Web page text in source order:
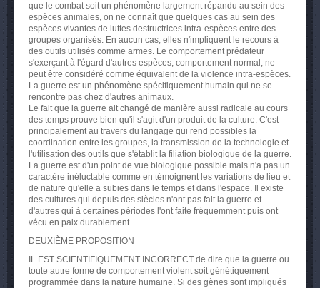
que le combat soit un phénomène largement répandu au sein des
espèces animales, on ne connaît que quelques cas au sein des
espèces vivantes de luttes destructrices intra-espèces entre des
groupes organisés. En aucun cas, elles n'impliquent le recours à
des outils utilisés comme armes. Le comportement prédateur
s'exerçant à l'égard d'autres espèces, comportement normal, ne
peut être considéré comme équivalent de la violence intra-espèces.
La guerre est un phénomène spécifiquement humain qui ne se
rencontre pas chez d'autres animaux.
Le fait que la guerre ait changé de manière aussi radicale au cours
des temps prouve bien qu'il s'agit d'un produit de la culture. C'est
principalement au travers du langage qui rend possibles la
coordination entre les groupes, la transmission de la technologie et
l'utilisation des outils que s'établit la filiation biologique de la guerre.
La guerre est d'un point de vue biologique possible mais n'a pas un
caractère inéluctable comme en témoignent les variations de lieu et
de nature qu'elle a subies dans le temps et dans l'espace. Il existe
des cultures qui depuis des siècles n'ont pas fait la guerre et
d'autres qui à certaines périodes l'ont faite fréquemment puis ont
vécu en paix durablement.
DEUXIÈME PROPOSITION
IL EST SCIENTIFIQUEMENT INCORRECT de dire que la guerre ou
toute autre forme de comportement violent soit génétiquement
programmée dans la nature humaine. Si des gènes sont impliqués